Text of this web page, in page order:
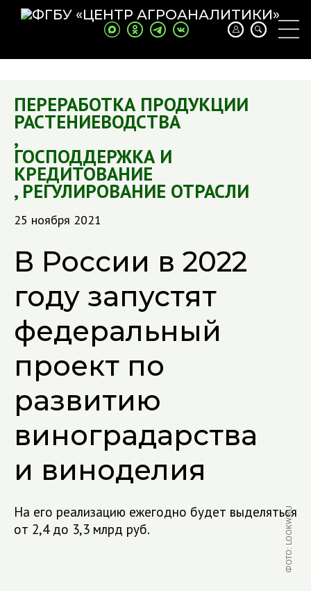
ПЕРЕРАБОТКА ПРОДУКЦИИ
РАСТЕНИЕВОДСТВА
,
ГОСПОДДЕРЖКА И
КРЕДИТОВАНИЕ
, РЕГУЛИРОВАНИЕ ОТРАСЛИ
25 ноября 2021
В России в 2022
году запустят
федеральный
проект по
развитию
виноградарства
и виноделия
На его реализацию ежегодно будет выделяться
от 2,4 до 3,3 млрд руб.
ФОТО: LOOKW.RU